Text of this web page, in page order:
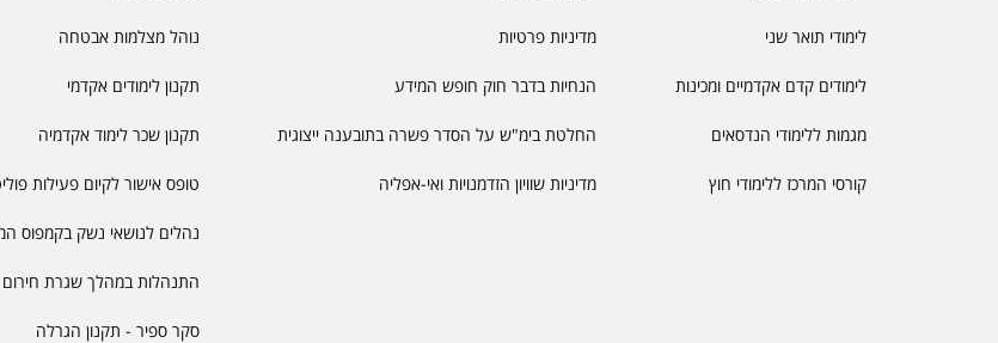
לימודי תואר שני
לימודים קדם אקדמיים ומכינות
מגמות ללימודי הנדסאים
קורסי המרכז ללימודי חוץ
מדיניות פרטיות
הנחיות בדבר חוק חופש המידע
החלטת בימ"ש על הסדר פשרה בתובענה ייצוגית
מדיניות שוויון הזדמנויות ואי-אפליה
נוהל מצלמות אבטחה
תקנון לימודים אקדמי
תקנון שכר לימוד אקדמיה
טופס אישור לקיום פעילות
נהלים לנושאי נשק בקמפוס
התנהלות במהלך שגרת חירום
סקר ספיר - תקנון הגרלה